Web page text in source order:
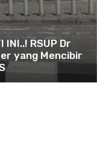
INI..! RSUP Dr
yang Mencibir